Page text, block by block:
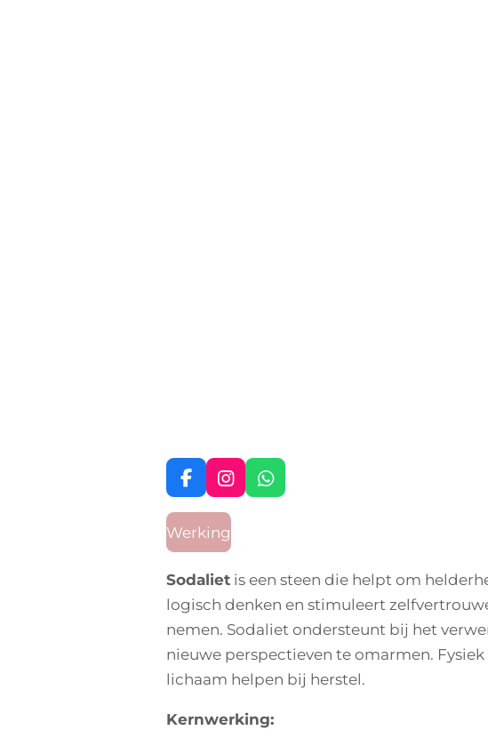
F
a
e
b
o
k
I
n
s
t
a
g
a
m
W
h
A
p
Werking
Sodaliet is een steen die helpt om
logisch denken en stimuleert
nemen. Sodaliet ondersteunt bij het
nieuwe perspectieven te omarmen.
lichaam helpen bij herstel.
Kernwerking: